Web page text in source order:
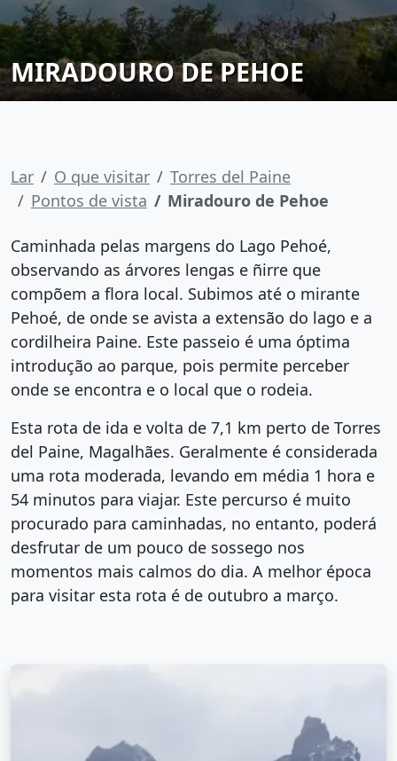
MIRADOURO DE PEHOE
Lar O que visitar
Torres del Paine
Pontos de vista
Miradouro de Pehoe
Caminhada pelas margens do Lago Pehoé,
observando as árvores lengas e ñirre que
compõem a flora local. Subimos até o mirante
Pehoé, de onde se avista a extensão do lago e a
cordilheira Paine. Este passeio é uma óptima
introdução ao parque, pois permite perceber
onde se encontra e o local que o rodeia.
Esta rota de ida e volta de 7,1 km perto de Torres
del Paine, Magalhães. Geralmente é considerada
uma rota moderada, levando em média 1 hora e
54 minutos para viajar. Este percurso é muito
procurado para caminhadas, no entanto, poderá
desfrutar de um pouco de sossego nos
momentos mais calmos do dia. A melhor época
para visitar esta rota é de outubro a março.